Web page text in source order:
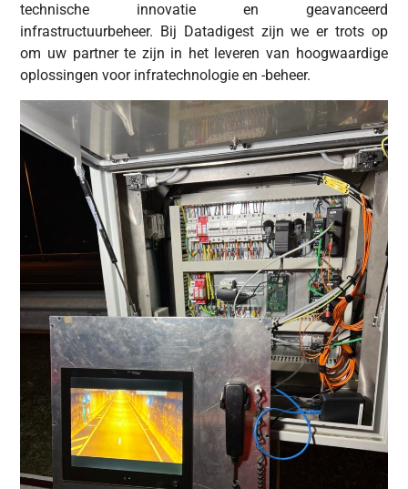
technische innovatie en geavanceerd
infrastructuurbeheer. Bij Datadigest zijn we er trots op
om uw partner te zijn in het leveren van hoogwaardige
oplossingen voor infratechnologie en -beheer.